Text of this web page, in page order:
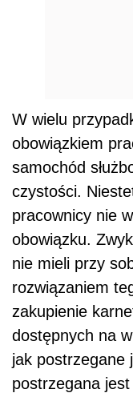
W wielu
obowiązkiem
samochód
czystości.
pracownicy nie
obowiązku.
nie mieli przy
rozwiązaniem
zakupienie
dostępnych na
jak postrzegane
postrzegana jest